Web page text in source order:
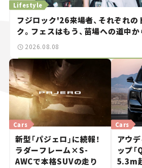
Lifestyle
フジロック'26来場者、それぞれの
ク。フェスはもう、苗場への道中か
2026.08.08
Cars
新型「パジェロ」に続報！
ラダーフレーム×S-
AWCで本格SUVの走り
Cars
アウ
ップ「
5.3m